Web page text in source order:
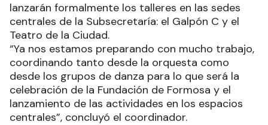
lanzarán formalmente los talleres en las sedes
centrales de la Subsecretaría: el Galpón C y el
Teatro de la Ciudad.
“Ya nos estamos preparando con mucho trabajo,
coordinando tanto desde la orquesta como
desde los grupos de danza para lo que será la
celebración de la Fundación de Formosa y el
lanzamiento de las actividades en los espacios
centrales”, concluyó el coordinador.